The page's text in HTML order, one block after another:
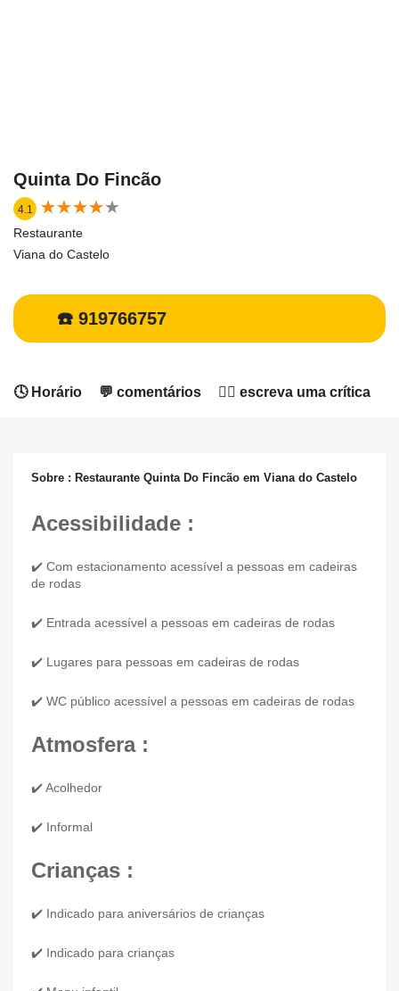
Quinta Do Fincão
4.1 ★★★★★
★★★★★
Restaurante
Viana do Castelo
☎️ 919766757
🕓 Horário 💬 comentários ✍🏻 escreva uma crítica
Sobre : Restaurante Quinta Do Fincão em Viana do Castelo
Acessibilidade :
✔️ Com estacionamento acessível a pessoas em cadeiras
de rodas
✔️ Entrada acessível a pessoas em cadeiras de rodas
✔️ Lugares para pessoas em cadeiras de rodas
✔️ WC público acessível a pessoas em cadeiras de rodas
Atmosfera :
✔️ Acolhedor
✔️ Informal
Crianças :
✔️ Indicado para aniversários de crianças
✔️ Indicado para crianças